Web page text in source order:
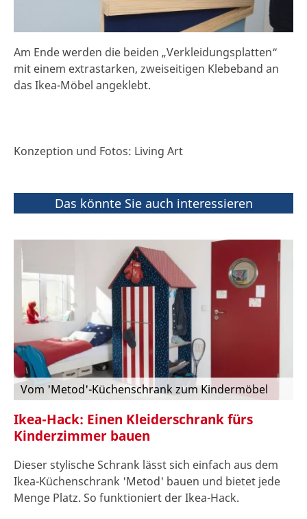
Am Ende werden die beiden „Verkleidungsplatten“
mit einem extrastarken, zweiseitigen Klebeband an
das Ikea-Möbel angeklebt.
Konzeption und Fotos: Living Art
Das könnte Sie auch interessieren
Vom 'Metod'-Küchenschrank zum Kindermöbel
Ikea-Hack: Einen Kleiderschrank fürs
Kinderzimmer bauen
Dieser stylische Schrank lässt sich einfach aus dem
Ikea-Küchenschrank 'Metod' bauen und bietet jede
Menge Platz. So funktioniert der Ikea-Hack.